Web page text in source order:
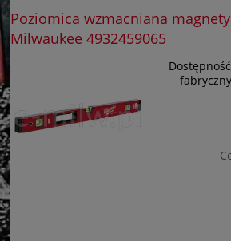
Poziomica wzmacniana
Milwaukee 4932459065